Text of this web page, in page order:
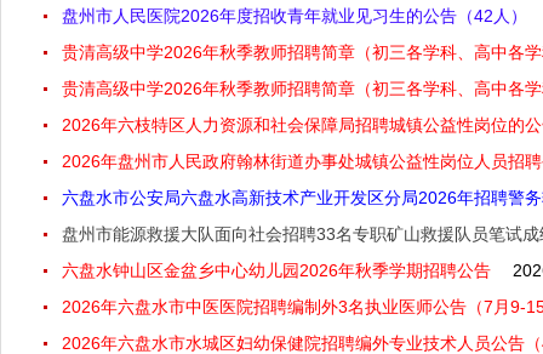
盘州市人民医院2026年度招收青年就业见习生的公告（42人）
贵清高级中学2026年秋季教师招聘简章（初三各学科、高中各
贵清高级中学2026年秋季教师招聘简章（初三各学科、高中各
2026年六枝特区人力资源和社会保障局招聘城镇公益性岗位的
2026年盘州市人民政府翰林街道办事处城镇公益性岗位人员招
六盘水市公安局六盘水高新技术产业开发区分局2026年招聘警
盘州市能源救援大队面向社会招聘33名专职矿山救援队员笔试
六盘水钟山区金盆乡中心幼儿园2026年秋季学期招聘公告
2026年六盘水市中医医院招聘编制外3名执业医师公告（7月9-
2026年六盘水市水城区妇幼保健院招聘编外专业技术人员公告